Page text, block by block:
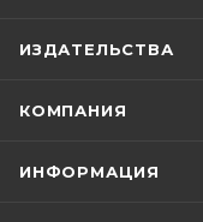
ИЗДАТЕЛЬСТВА
КОМПАНИЯ
ИНФОРМАЦИЯ